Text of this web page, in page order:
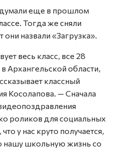
еще в прошлом
Тогда же сняли
назвали «Загрузка».
весь класс, все 28
Архангельской области,
классный
Косолапова. — Сначала
роликов для социальных
у нас круто получается,
нашу школьную жизнь со